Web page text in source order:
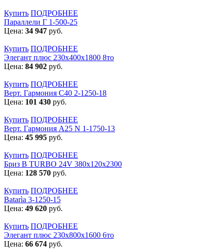
Купить ПОДРОБНЕЕ
Параллели Г 1-500-25
Цена: 34 947 руб.
Купить ПОДРОБНЕЕ
Элегант плюс 230x400x1800 8то
Цена: 84 902 руб.
Купить ПОДРОБНЕЕ
Верт. Гармония С40 2-1250-18
Цена: 101 430 руб.
Купить ПОДРОБНЕЕ
Верт. Гармония А25 N 1-1750-13
Цена: 45 995 руб.
Купить ПОДРОБНЕЕ
Бриз В TURBO 24V 380х120х2300
Цена: 128 570 руб.
Купить ПОДРОБНЕЕ
Batarìa 3-1250-15
Цена: 49 620 руб.
Купить ПОДРОБНЕЕ
Элегант плюс 230x800x1600 6то
Цена: 66 674 руб.